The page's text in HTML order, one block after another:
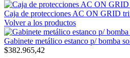
Caja de protecciones AC ON GRID
Volver a los productos
Gabinete metálico estanco p/ bomba
$382.965,42